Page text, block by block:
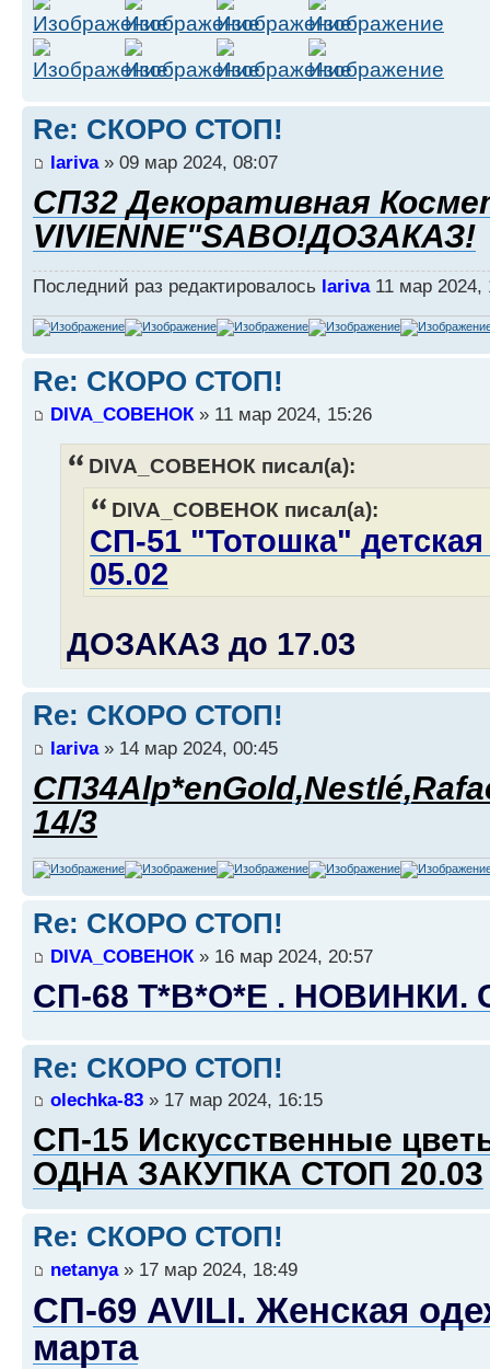
Re: СКОРО СТОП!
lariva» 09 мар 2024, 08:07
СП32 Декоративная
VIVIENNЕ"SABO!ДОЗАКАЗ!
Последний раз редактировалось lariva11 мар 2024,
Re: СКОРО СТОП!
DIVA_СОВЕНОК » 11 мар 2024, 15:26
DIVA_СОВЕНОК писал(а):
DIVA_СОВЕНОК писал(а):
СП-51 "Тотошка"
05.02
ДОЗАКАЗ до 17.03
Re: СКОРО СТОП!
lariva» 14 мар 2024, 00:45
14/3
Re: СКОРО СТОП!
DIVA_СОВЕНОК » 16 мар 2024, 20:57
СП-68 Т*В*О*Е . НОВИНКИ.
Re: СКОРО СТОП!
olechka-83 » 17 мар 2024, 16:15
СП-15 Искусственные
ОДНА ЗАКУПКА СТОП 20.03
Re: СКОРО СТОП!
netanya» 17 мар 2024, 18:49
СП-69 AVILI. Женская
марта